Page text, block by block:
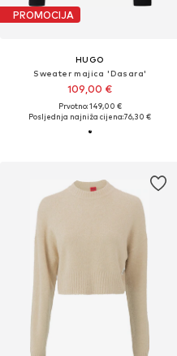
PROMOCIJA
HUGO
Sweater majica 'Dasara'
109,00 €
Prvotno: 149,00 €
Posljednja najniža cijena:76,30 €